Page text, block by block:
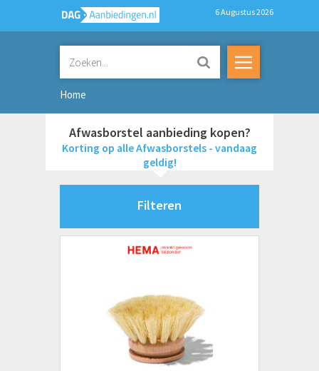
6 Augustus 2026
Home
Afwasborstel aanbieding kopen?
Korting op alle Afwasborstels - vandaag
geldig!
Filteren
Dirt Devil
Merkloos